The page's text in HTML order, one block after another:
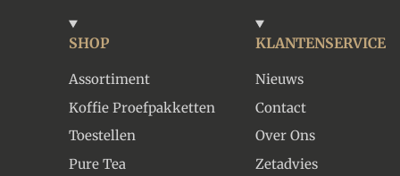
SHOP
Assortiment
Koffie Proefpakketten
Toestellen
Pure Tea
KLANTENSERVICE
Nieuws
Contact
Over Ons
Zetadvies